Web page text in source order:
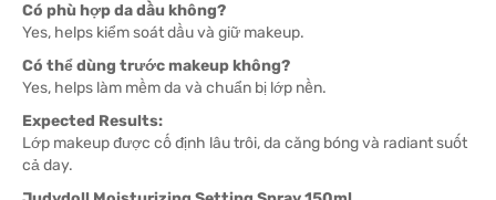
Có phù hợp da dầu không?
Yes, helps kiểm soát dầu và giữ makeup.
Có thể dùng trước makeup không?
Yes, helps làm mềm da và chuẩn bị lớp nền.
Expected Results:
Lớp makeup được cố định lâu trôi, da căng bóng và radiant suốt
cả day.